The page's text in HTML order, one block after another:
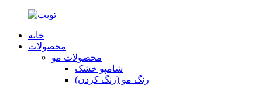
خانه
محصولات
محصولات مو
شامپو خشک
رنگ مو (رنگ کردن)